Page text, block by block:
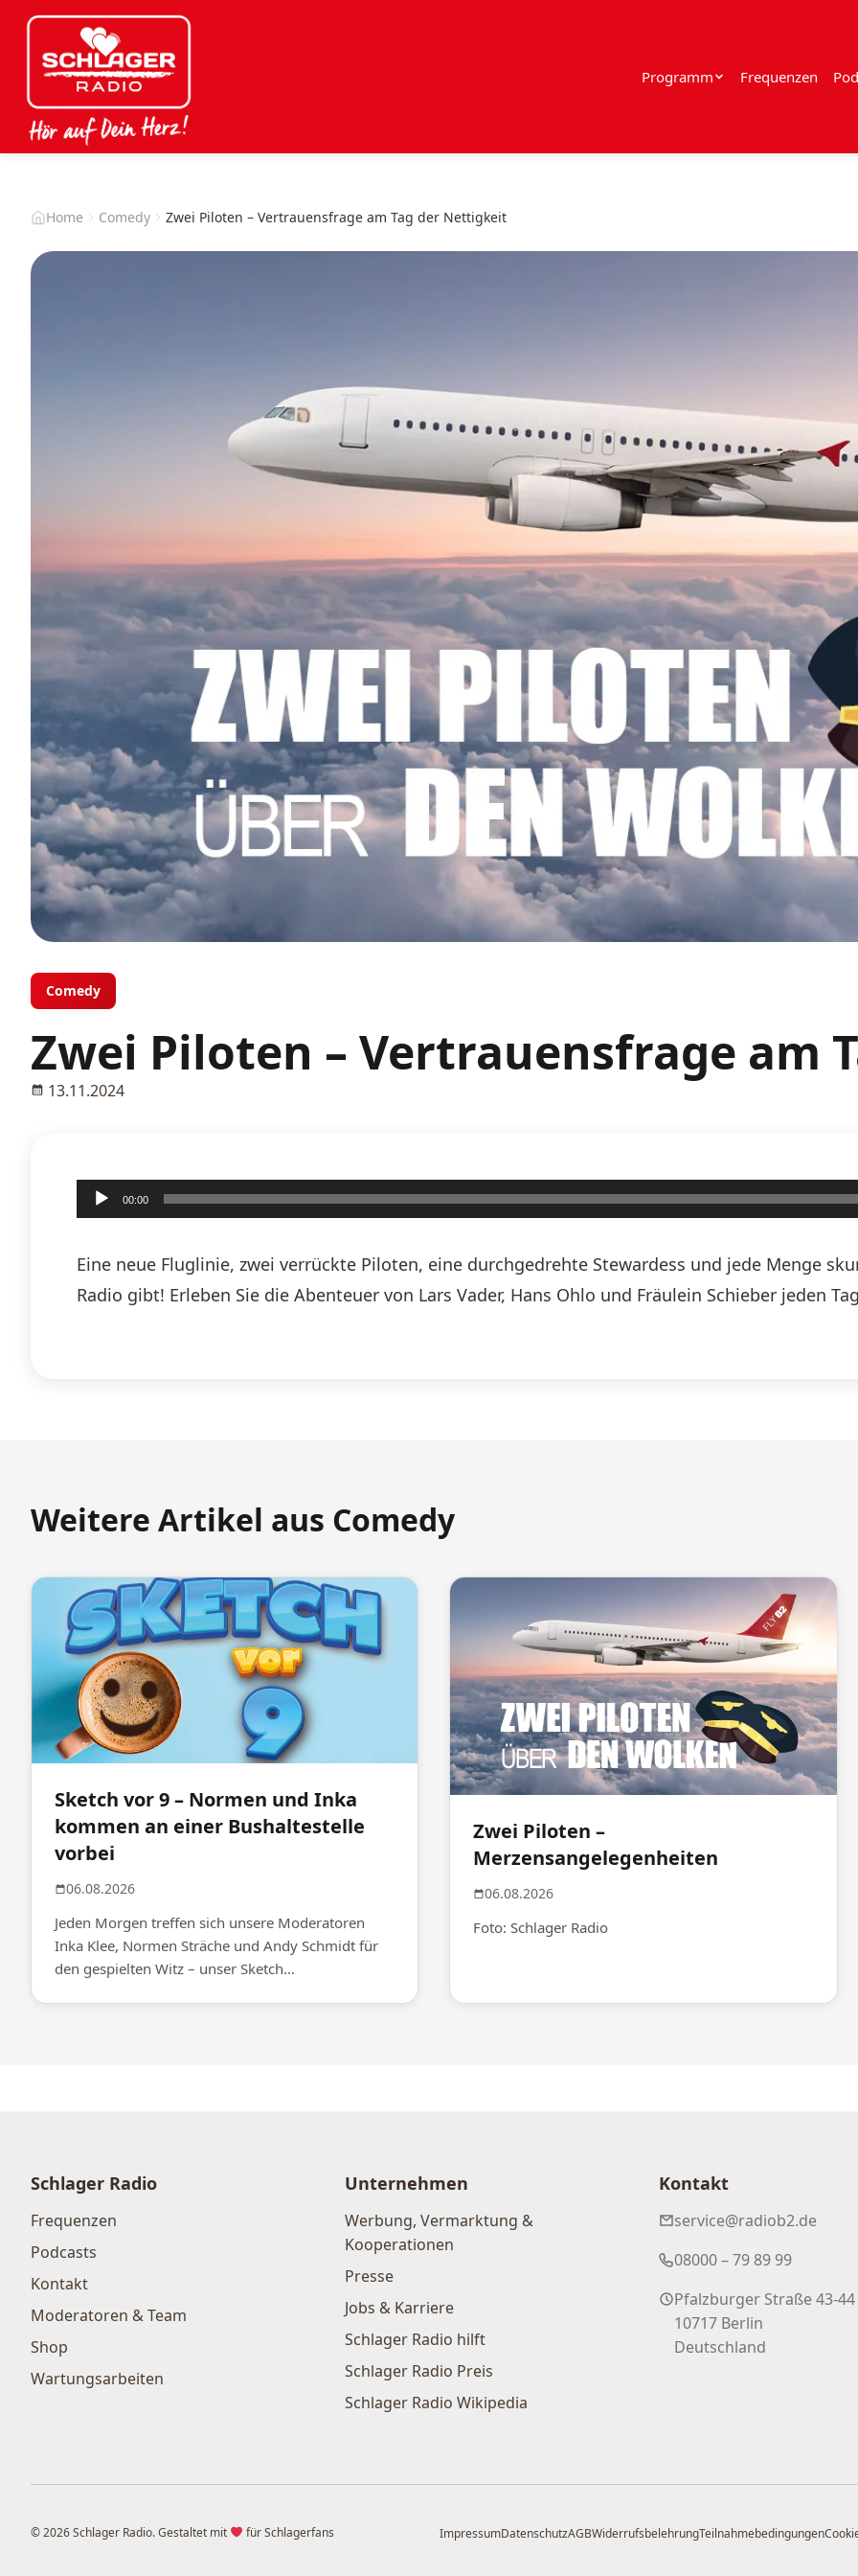
Programm Frequenzen
Home Comedy Zwei Piloten – Vertrauensfrage am Tag der Nettigkeit
Comedy
Zwei Piloten – Vertrauensfrage am
13.11.2024
Audio-
Player
00:00
Eine neue Fluglinie, zwei verrückte Piloten, eine durchgedrehte Stewardess und jede Menge
Radio gibt! Erleben Sie die Abenteuer von Lars Vader, Hans Ohlo und Fräulein Schieber jeden
Weitere Artikel aus Comedy
Sketch vor 9 – Normen und Inka
kommen an einer Bushaltestelle
vorbei
06.08.2026
Jeden Morgen treffen sich unsere Moderatoren
Inka Klee, Normen Sträche und Andy Schmidt für
den gespielten Witz – unser Sketch...
Zwei Piloten –
Merzensangelegenheiten
06.08.2026
Foto: Schlager Radio
Schlager Radio
Frequenzen
Podcasts
Kontakt
Moderatoren & Team
Shop
Wartungsarbeiten
Unternehmen
Werbung, Vermarktung &
Kooperationen
Presse
Jobs & Karriere
Schlager Radio hilft
Schlager Radio Preis
Schlager Radio Wikipedia
Kontakt
service@radiob2.de
08000 – 79 89 99
Pfalzburger Straße 43-44
10717 Berlin
Deutschland
© 2026 Schlager Radio. Gestaltet mit für Schlagerfans ImpressumDatenschutzAGBWiderrufsbelehrungTeilnahmebedingungen